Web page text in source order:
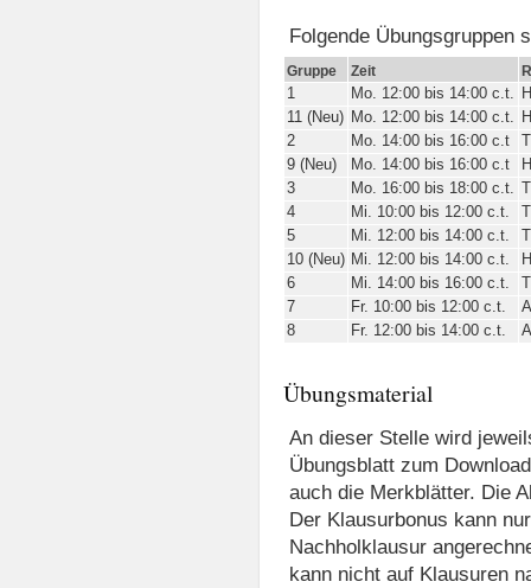
Folgende Übungsgruppen
Gruppe Zeit
1 Mo. 12:00 bis 14:00 c.t.
11 (Neu) Mo. 12:00 bis 14:00 c.t.
2
Mo. 14:00 bis 16:00 c.t
9 (Neu)
Mo. 14:00 bis 16:00 c.t
3
Mo. 16:00 bis 18:00 c.t.
4
Mi. 10:00 bis 12:00 c.t.
5
Mi. 12:00 bis 14:00 c.t.
10 (Neu) Mi. 12:00 bis 14:00 c.t.
6
Mi. 14:00 bis 16:00 c.t.
7
Fr. 10:00 bis 12:00 c.t.
8
Fr. 12:00 bis 14:00 c.t.
Übungsmaterial
An dieser Stelle wird
Übungsblatt zum
auch die Merkblätter. Die
Der Klausurbonus kann
Nachholklausur
kann nicht auf Klausuren